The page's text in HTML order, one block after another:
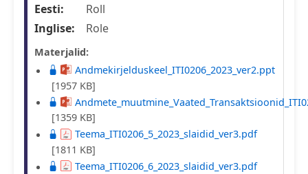
Eesti:
Roll
Inglise:
Role
Materjalid:
Andmekirjelduskeel_ITI0206_2023_ver2.ppt
[1957 KB]
[1359 KB]
Teema_ITI0206_5_2023_slaidid_ver3.pdf
[1811 KB]
Teema_ITI0206_6_2023_slaidid_ver3.pdf